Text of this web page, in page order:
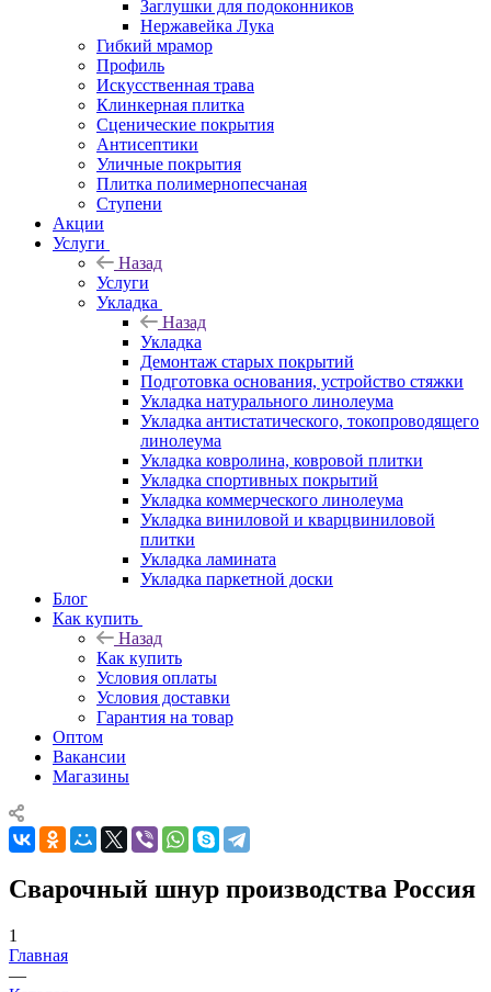
Заглушки для подоконников
Нержавейка Лука
Гибкий мрамор
Профиль
Искусственная трава
Клинкерная плитка
Сценические покрытия
Антисептики
Уличные покрытия
Плитка полимернопесчаная
Ступени
Акции
Услуги
Назад
Услуги
Укладка
Назад
Укладка
Демонтаж старых покрытий
Подготовка основания, устройство стяжки
Укладка натурального линолеума
Укладка антистатического, токопроводящего
линолеума
Укладка ковролина, ковровой плитки
Укладка спортивных покрытий
Укладка коммерческого линолеума
Укладка виниловой и кварцвиниловой
плитки
Укладка ламината
Укладка паркетной доски
Блог
Как купить
Назад
Как купить
Условия оплаты
Условия доставки
Гарантия на товар
Оптом
Вакансии
Магазины
Сварочный шнур производства Россия
1
Главная
—